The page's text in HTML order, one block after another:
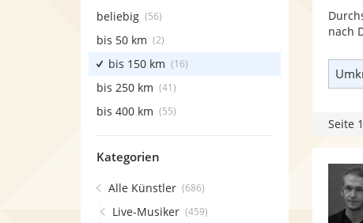
nach
Seite
beliebig (56)
bis 50 km (2)
bis 150 km (16)
bis 250 km (41)
bis 400 km (55)
Kategorien
Alle Künstler (686)
Live-Musiker (459)